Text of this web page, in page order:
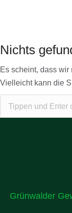
Nichts
Es scheint, dass
Vielleicht kann die
Grünwalder